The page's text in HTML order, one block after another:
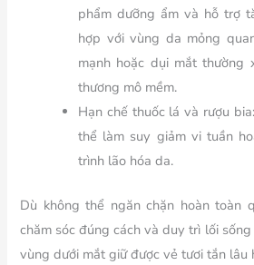
phẩm dưỡng ẩm và hỗ trợ
hợp với vùng da mỏng
mạnh hoặc dụi mắt thường
thương mô mềm.
Hạn chế thuốc lá và rượu bia:
thể làm suy giảm vi tuần
trình lão hóa da.
Dù không thể ngăn chặn hoàn toàn
chăm sóc đúng cách và duy trì lối
vùng dưới mắt giữ được vẻ tươi tắn lâu